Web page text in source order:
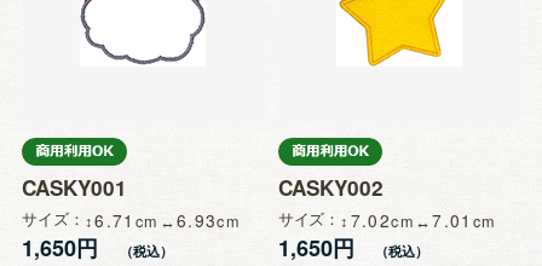
CASKY001
サイズ 6.71 6.93
1,650円
CASKY002
サイズ 7.02 7.01
1,650円